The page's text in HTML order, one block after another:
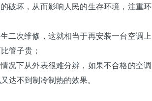
坏，从而影响人民的生存环境，注重环
次维修，这就相当于再安装一台空调上
管子贵；
下从外表很难分辨，如果不合格的空调
达不到制冷制热的效果。